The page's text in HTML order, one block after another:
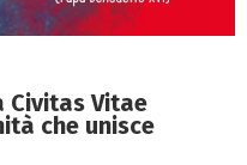
Civitas Vitae
che unisce